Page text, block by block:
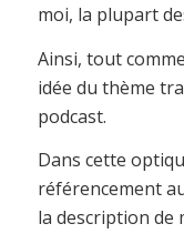
moi, la plupart
Ainsi, tout
idée du thème
podcast.
Dans cette
référencement
la description de